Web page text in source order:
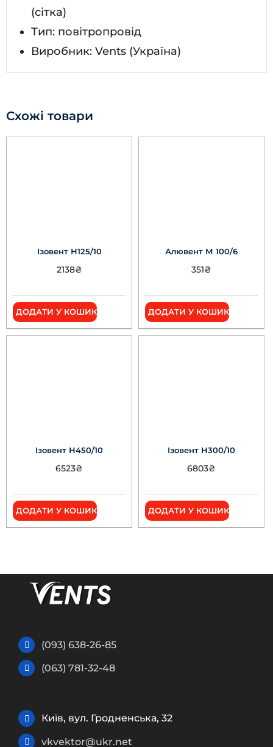
(сітка)
Тип: повітропровід
Виробник: Vents (Україна)
Схожі товари
Ізовент Н125/10
2138₴
ДОДАТИ У КОШИК
Алювент М 100/6
351₴
ДОДАТИ У КОШИК
Ізовент Н450/10
6523₴
ДОДАТИ У КОШИК
Ізовент Н300/10
6803₴
ДОДАТИ У КОШИК
(093) 638-26-85
(063) 781-32-48
Київ, вул. Гродненська, 32
vkvektor@ukr.net